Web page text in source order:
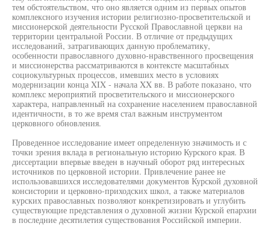
тем обстоятельством, что оно является одним из первых опытов
комплексного изучения истории религиозно-просветительской и
миссионерской деятельности Русской Православной церкви на
территории центральной России. В отличие от предыдущих
исследований, затрагивающих данную проблематику,
особенности православного духовно-нравственного просвещения
и миссионерства рассматриваются в контексте масштабных
социокультурных процессов, имевших место в условиях
модернизации конца XIX - начала XX вв. В работе показано, что
комплекс мероприятий просветительского и миссионерского
характера, направленный на сохранение населением православной
идентичности, в то же время стал важным инструментом
церковного обновления.
Проведенное исследование имеет определенную значимость и с
точки зрения вклада в региональную историю Курского края. В
диссертации впервые введен в научный оборот ряд интересных
источников по церковной истории. Привлечение ранее не
использовавшихся исследователями документов Курской духовной
консистории и церковно-приходских школ, а также материалов
курских православных позволяют конкретизировать и углубить
существующие представления о духовной жизни Курской епархии
в последние десятилетия существования Российской империи.